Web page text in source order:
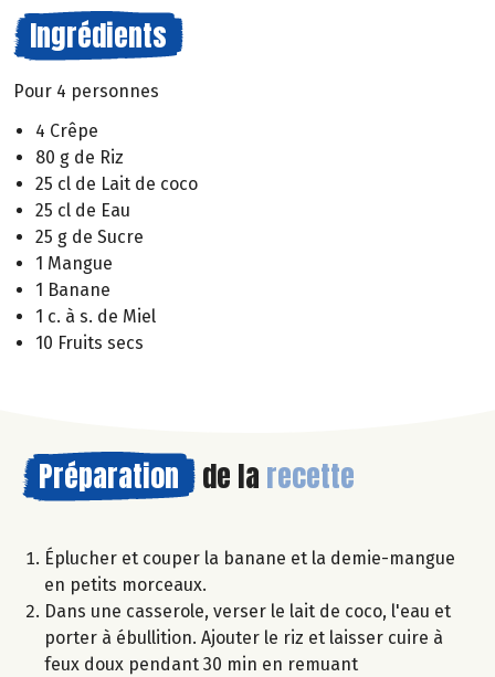
Ingrédients
Pour 4 personnes
4 Crêpe
80 g de Riz
25 cl de Lait de coco
25 cl de Eau
25 g de Sucre
1 Mangue
1 Banane
1 c. à s. de Miel
10 Fruits secs
Préparation de la recette
Éplucher et couper la banane et la demie-mangue
en petits morceaux.
Dans une casserole, verser le lait de coco, l'eau et
porter à ébullition. Ajouter le riz et laisser cuire à
feux doux pendant 30 min en remuant